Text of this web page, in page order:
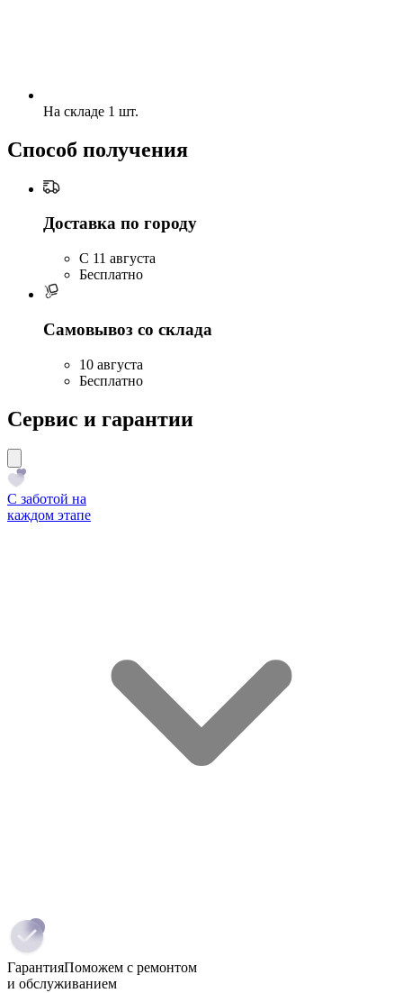
На складе 1 шт.
Способ получения
Доставка по городу
C 11 августа
Бесплатно
Самовывоз со склада
10 августа
Бесплатно
Сервис и гарантии
С заботой на
каждом этапе
ГарантияПоможем с ремонтом
и обслуживанием